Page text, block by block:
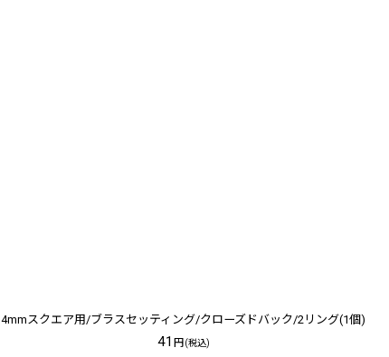
4mmスクエア用/ブラスセッティング/クローズドバック/2リング(1個)
41 円 (税込)